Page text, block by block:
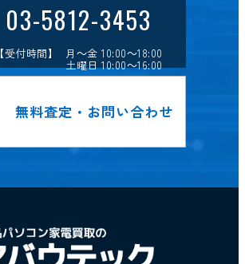
03-5812-3453
【受付時間】 月～金 10:00～18:00
土曜日 10:00～16:00
無料査定・お問い合わせ